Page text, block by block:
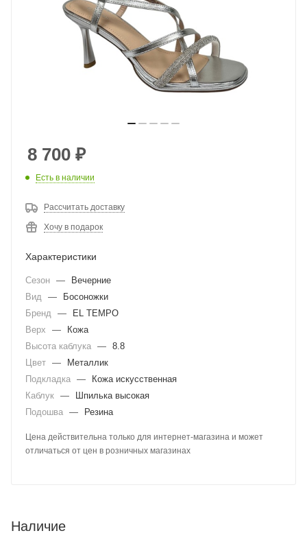
8 700 ₽
Есть в наличии
Рассчитать доставку
Хочу в подарок
Характеристики
Сезон —
Вечерние
Вид
—
Босоножки
Бренд
—
EL TEMPO
Верх
—
Кожа
Высота каблука — 8.8
Цвет —
Металлик
Подкладка —
Кожа искусственная
Каблук —
Шпилька высокая
Подошва — Резина
Цена действительна только для интернет-магазина и может
отличаться от цен в розничных магазинах
Наличие